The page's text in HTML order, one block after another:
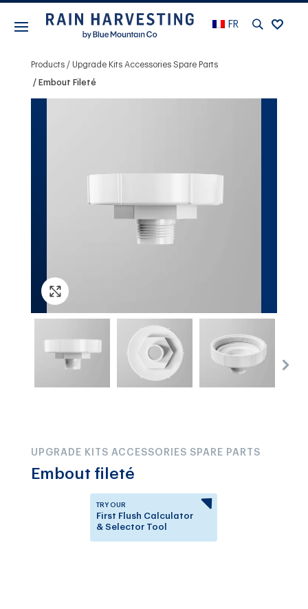
FR
Products Upgrade Kits Accessories Spare Parts
Embout Fileté
UPGRADE KITS ACCESSORIES SPARE PARTS
Embout fileté
TRY OUR
First Flush Calculator
& Selector Tool